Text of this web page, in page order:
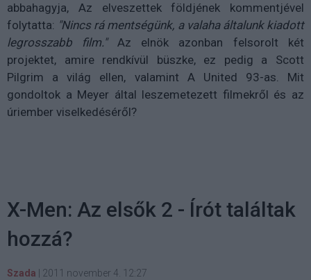
abbahagyja, Az elveszettek földjének kommentjével
folytatta: "Nincs rá mentségünk, a valaha általunk kiadott
legrosszabb film." Az elnök azonban felsorolt két
projektet, amire rendkívül büszke, ez pedig a Scott
Pilgrim a világ ellen, valamint A United 93-as. Mit
gondoltok a Meyer által leszemetezett filmekről és az
úriember viselkedéséről?
X-Men: Az elsők 2 - Írót találtak
hozzá?
Szada 2011 november 4. 12:27